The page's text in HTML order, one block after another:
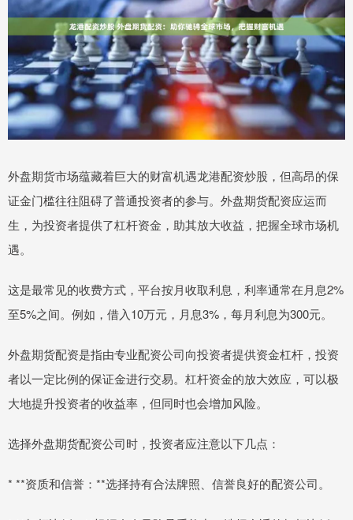
外盘期货市场蕴藏着巨大的财富机遇龙港配资炒股，但高昂的保
证金门槛往往阻碍了普通投资者的参与。外盘期货配资应运而
生，为投资者提供了杠杆资金，助其放大收益，把握全球市场机
遇。
这是最常见的收费方式，平台按月收取利息，利率通常在月息2%
至5%之间。例如，借入10万元，月息3%，每月利息为300元。
外盘期货配资是指由专业配资公司向投资者提供资金杠杆，投资
者以一定比例的保证金进行交易。杠杆资金的放大效应，可以极
大地提升投资者的收益率，但同时也会增加风险。
选择外盘期货配资公司时，投资者应注意以下几点：
* **资质和信誉：**选择持有合法牌照、信誉良好的配资公司。